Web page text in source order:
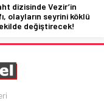
dizisinde Vezir’in
olayların seyrini köklü
değiştirecek!